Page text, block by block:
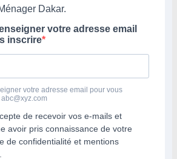
Dakar.
votre adresse email
inscrire
votre adresse email pour vous
abc@xyz.com
de recevoir vos e-mails et
avoir pris connaissance de votre
de confidentialité et mentions